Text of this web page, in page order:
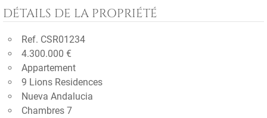
DÉTAILS DE LA PROPRIÉTÉ
Ref. CSR01234
4.300.000 €
Appartement
9 Lions Residences
Nueva Andalucia
Chambres 7